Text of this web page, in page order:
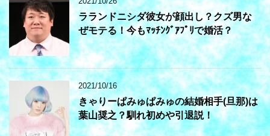
ラランドニシダ彼女が顔出し？クズ男な
ぜモテる！今もﾏｯﾁﾝｸﾞｱﾌﾟﾘで婚活？
2021/10/16
きゃりーぱみゅぱみゅの結婚相手(旦那)は
葉山奨之？馴れ初めや引退説！